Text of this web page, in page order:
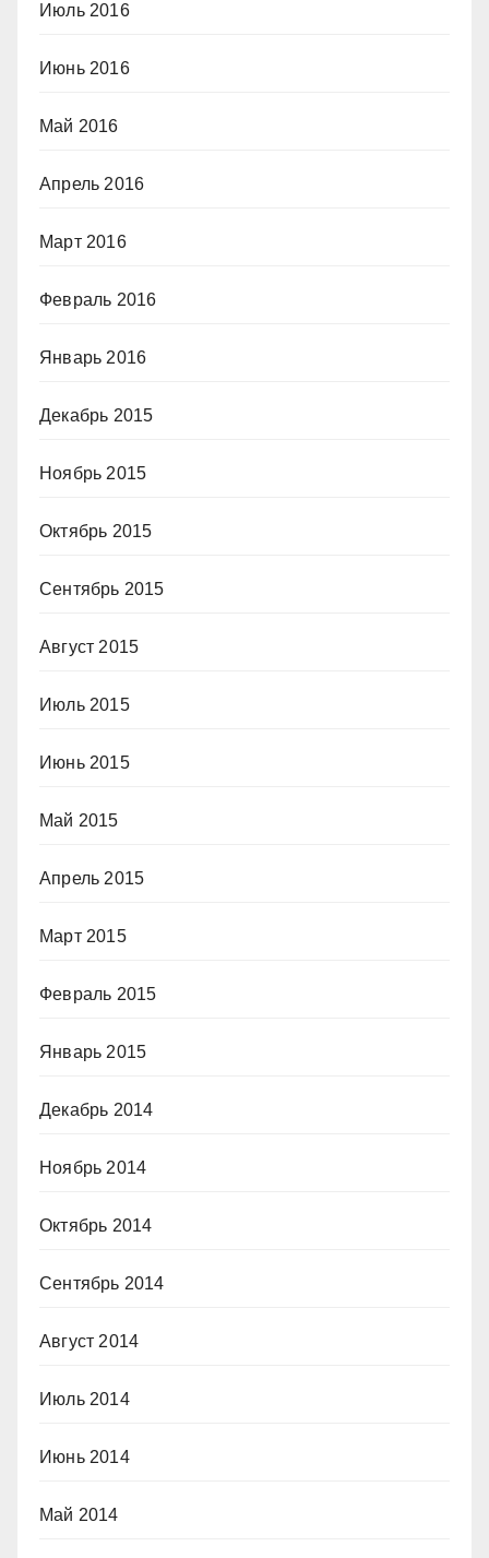
Июль 2016
Июнь 2016
Май 2016
Апрель 2016
Март 2016
Февраль 2016
Январь 2016
Декабрь 2015
Ноябрь 2015
Октябрь 2015
Сентябрь 2015
Август 2015
Июль 2015
Июнь 2015
Май 2015
Апрель 2015
Март 2015
Февраль 2015
Январь 2015
Декабрь 2014
Ноябрь 2014
Октябрь 2014
Сентябрь 2014
Август 2014
Июль 2014
Июнь 2014
Май 2014